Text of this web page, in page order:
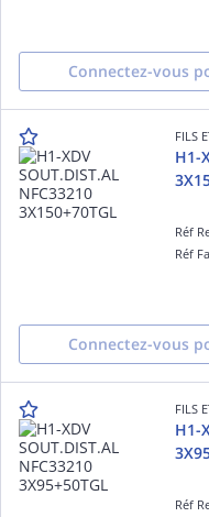
Connectez-vous
FILS
H1-
Réf
Réf
Connectez-vous
FILS
H1-
Réf